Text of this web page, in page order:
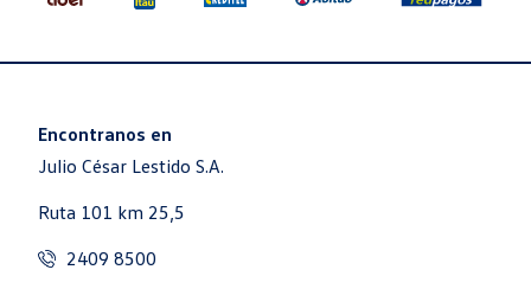
Encontranos en
Julio César Lestido S.A.
Ruta 101 km 25,5
2409 8500